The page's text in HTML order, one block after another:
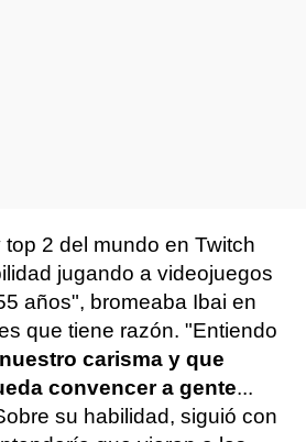
2 del mundo en Twitch
jugando a videojuegos
años", bromeaba Ibai en
que tiene razón. "Entiendo
nuestro carisma y que
convencer a gente...
su habilidad, siguió con